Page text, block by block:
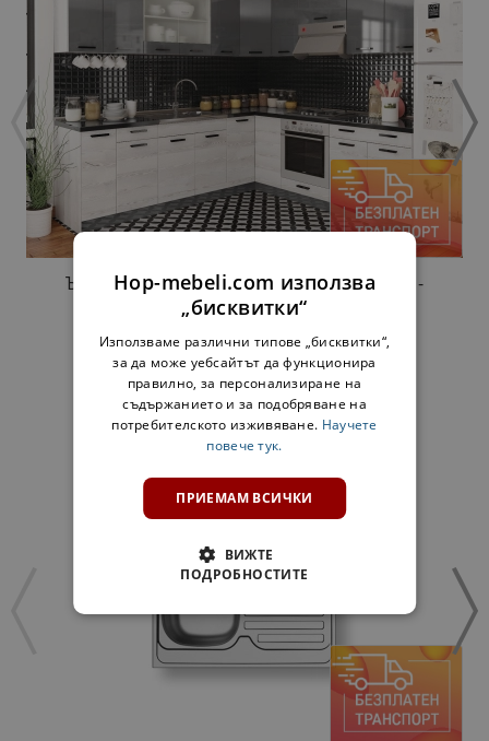
ЪГЛОВА КУХНЯ МАРТА ЛУКС 242 / 232 СМ -
АРТУУД / ГРАФИТ ГЛАНЦ
2231,60 лв.
ДОПЪЛНИ КОМПЛЕКТ:
Hop-mebeli.com използва
„бисквитки“
Използваме различни типове „бисквитки“,
за да може уебсайтът да функционира
правилно, за персонализиране на
съдържанието и за подобряване на
потребителското изживяване. Научете
повече тук.
ПРИЕМАМ ВСИЧКИ
ВИЖТЕ
ПОДРОБНОСТИТЕ